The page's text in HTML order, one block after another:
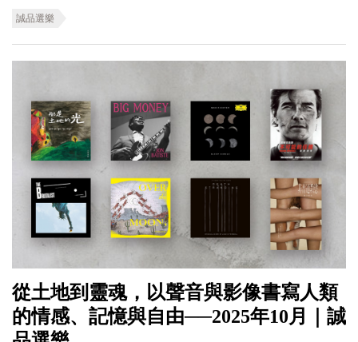
誠品選樂
從土地到靈魂，以聲音與影像書寫人類
的情感、記憶與自由──2025年10月｜誠